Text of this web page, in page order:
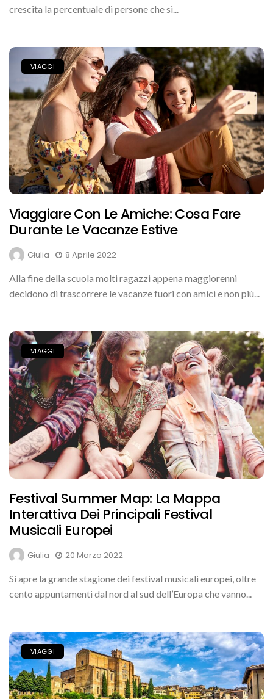
crescita la percentuale di persone che si...
VIAGGI
Viaggiare Con Le Amiche: Cosa Fare
Durante Le Vacanze Estive
Giulia
8 Aprile 2022
Alla fine della scuola molti ragazzi appena maggiorenni
decidono di trascorrere le vacanze fuori con amici e non più...
VIAGGI
Festival Summer Map: La Mappa
Interattiva Dei Principali Festival
Musicali Europei
Giulia
20 Marzo 2022
Si apre la grande stagione dei festival musicali europei, oltre
cento appuntamenti dal nord al sud dell’Europa che vanno...
VIAGGI